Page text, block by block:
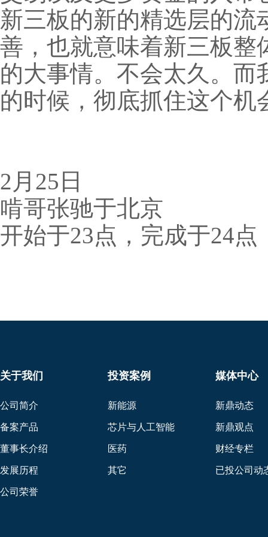
新三板的新的精选层的
善，也就意味着新三板整
的大事情。不会太久。
的时候，彻底抓住这个机
2月25日
啃哥张驰于北京
开始于23点，完成于24点
关于我们
公司简介
备案产品
董事长介绍
发展历程
公司荣誉
投资案例
新能源
芯片与人工智能
医药
其它
媒体中心
新鼎动态
新鼎观点
财经专栏
已投公司动